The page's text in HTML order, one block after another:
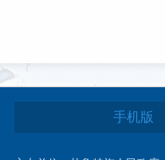
手机版